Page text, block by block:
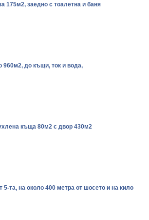
175м2, заедно с тоалетна и баня
960м2, до къщи, ток и вода,
къща 80м2 с двор 430м2
5-та, на около 400 метра от шосето и на кило